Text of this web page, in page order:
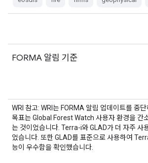
FORMA 알림 기준
WRI 참고: WRI는 FORMA 알림 업데이트를 중
목표는 Global Forest Watch 사용자 환경을 간
는 것이었습니다. Terra-i와 GLAD가 더 자주 사
었습니다. 또한 GLAD를 표준으로 사용하여
능이 우수함을 확인했습니다.